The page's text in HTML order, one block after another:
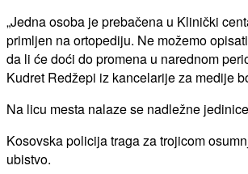
„Jedna osoba je prebačena u Klinički
primljen na ortopediju. Ne možemo
da li će doći do promena u narednom
Kudret Redžepi iz kancelarije za medije
Na licu mesta nalaze se nadležne
Kosovska policija traga za trojicom
ubistvo.